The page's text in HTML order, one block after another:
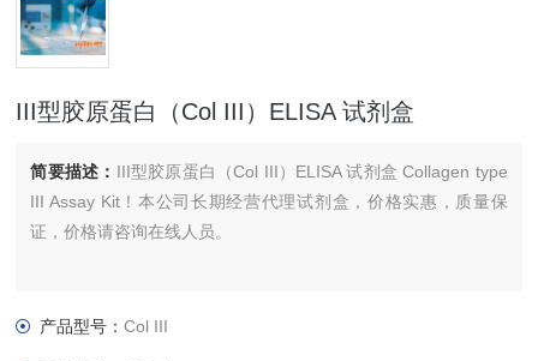
III型胶原蛋白（Col III）ELISA 试剂盒
简要描述： III型胶原蛋白（Col III）ELISA 试剂盒 Collagen type
III Assay Kit！本公司长期经营代理试剂盒，价格实惠，质量保
证，价格请咨询在线人员。
产品型号：Col III